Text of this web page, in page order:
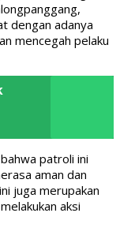
dengan adanya
mencegah pelaku
patroli ini
aman dan
juga merupakan
aksi